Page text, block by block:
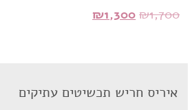
₪1,700
המחיר₪1,300
המחיר
איריס חריש תכשיטים עתיקים